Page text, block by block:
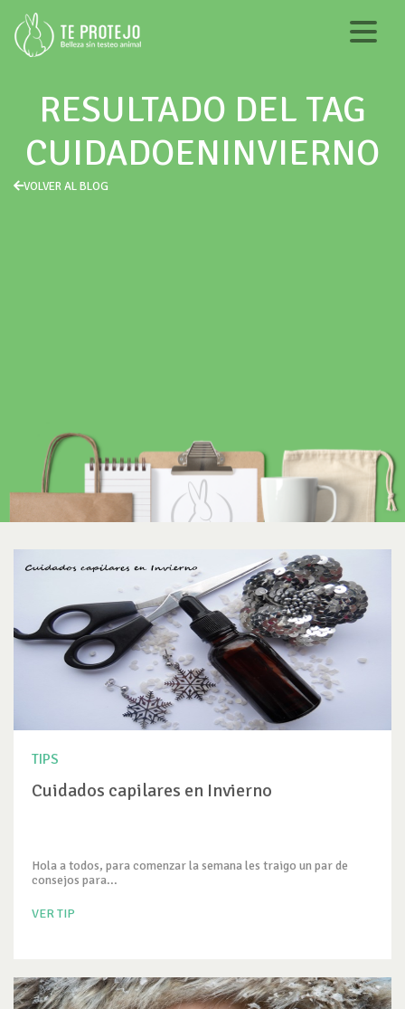
RESULTADO DEL TAG
CUIDADOENINVIERNO
VOLVER AL BLOG
TIPS
Cuidados capilares en Invierno
Hola a todos, para comenzar la semana les traigo un par de
consejos para...
VER TIP